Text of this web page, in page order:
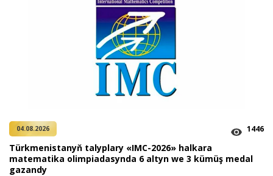
04.08.2026 1446
Türkmenistanyň talyplary «IMC-2026» halkara
matematika olimpiadasynda 6 altyn we 3 kümüş medal
gazandy